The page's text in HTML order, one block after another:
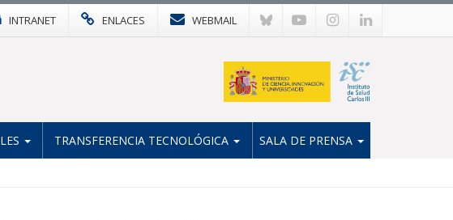
INTRANET ENLACES WEBMAIL
TRANSFERENCIA TECNOLÓGICA SALA DE PRENSA